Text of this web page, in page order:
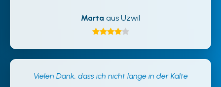
Marta aus Uzwil
Vielen Dank, dass ich nicht lange in der Kälte